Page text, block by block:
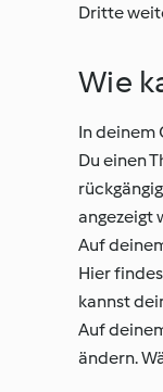
Dritte
Wie
In deinem
Du einen
angezeigt
Auf
Hier
kannst
Auf
ändern.